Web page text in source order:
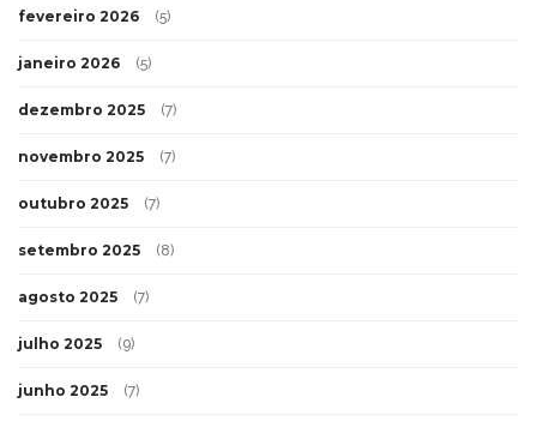
fevereiro 2026 (5)
janeiro 2026 (5)
dezembro 2025 (7)
novembro 2025 (7)
outubro 2025 (7)
setembro 2025 (8)
agosto 2025 (7)
julho 2025 (9)
junho 2025 (7)